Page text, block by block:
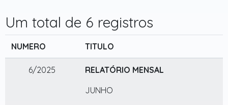
Um total de 6 registros
NUMERO TITULO
6/2025
RELATÓRIO MENSAL
JUNHO